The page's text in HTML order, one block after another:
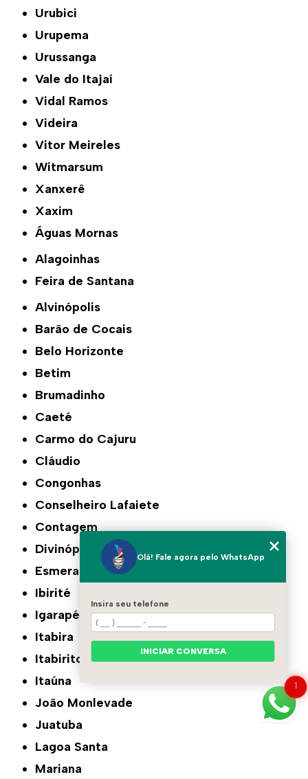
Urubici
Urupema
Urussanga
Vale do Itajaí
Vidal Ramos
Videira
Vitor Meireles
Witmarsum
Xanxerê
Xaxim
Águas Mornas
Alagoinhas
Feira de Santana
Alvinópolis
Barão de Cocais
Belo Horizonte
Betim
Brumadinho
Caeté
Carmo do Cajuru
Cláudio
Congonhas
Conselheiro Lafaiete
Contagem
Divinópolis
Esmeraldas
Ibirité
Igarapé
Itabira
Itabirito
Itaúna
João Monlevade
Juatuba
Lagoa Santa
Mariana
1
Olá! Fale agora pelo WhatsApp
Insira seu telefone
INICIAR CONVERSA